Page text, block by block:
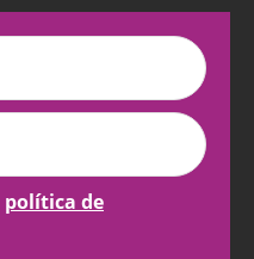
política de